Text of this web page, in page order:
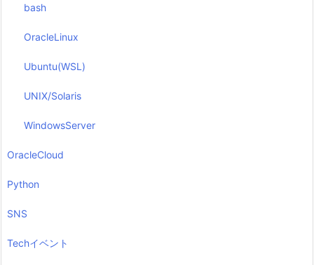
bash
OracleLinux
Ubuntu(WSL)
UNIX/Solaris
WindowsServer
OracleCloud
Python
SNS
Techイベント